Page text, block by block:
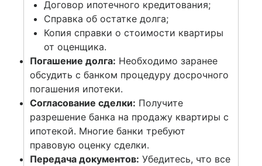
Договор ипотечного кредитования;
Справка об остатке долга;
Копия справки о стоимости квартиры
от оценщика.
Погашение долга: Необходимо заранее
обсудить с банком процедуру досрочного
погашения ипотеки.
Согласование сделки: Получите
разрешение банка на продажу квартиры с
ипотекой. Многие банки требуют
правовую оценку сделки.
Передача документов: Убедитесь, что все